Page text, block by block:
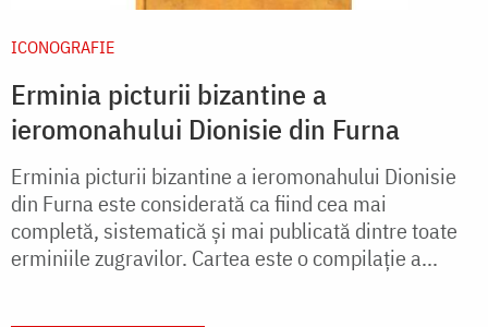
ICONOGRAFIE
Erminia picturii bizantine a
ieromonahului Dionisie din Furna
Erminia picturii bizantine a ieromonahului Dionisie
din Furna este considerată ca fiind cea mai
completă, sistematică și mai publicată dintre toate
erminiile zugravilor. Cartea este o compilaţie a...